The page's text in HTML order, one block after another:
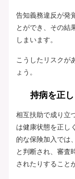
告知義務違反が発
とができ、その結
しまいます。
こうしたリスクが
ょう。
持病を正
相互扶助で成り立
は健康状態を正し
的な保険加入では
と判断され、審査
されたりすること